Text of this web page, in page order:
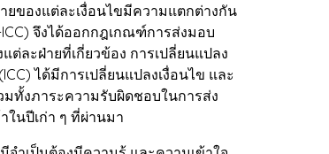
องแต่ละเงื่อนไขมีความแตกต่างกัน
จึงได้ออกกฎเกณฑ์การส่งมอบ
ละฝ่ายที่เกี่ยวข้อง การเปลี่ยนแปลง
ได้มีการเปลี่ยนแปลงเงื่อนไข และ
ทั้งภาระความรับผิดชอบในการส่ง
นปีเก่า ๆ ที่ผ่านมา